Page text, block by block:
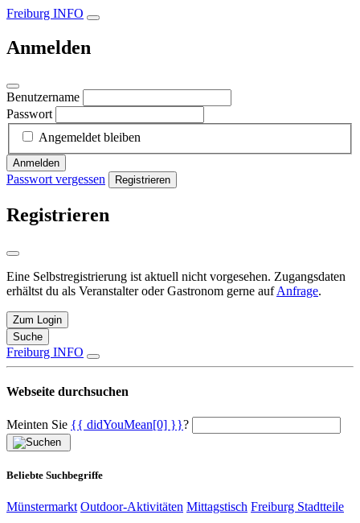
Freiburg INFO
Anmelden
Benutzername
Passwort
Angemeldet bleiben
Anmelden
Passwort vergessen Registrieren
Registrieren
Eine Selbstregistrierung ist aktuell nicht vorgesehen. Zugangsdaten
erhältst du als Veranstalter oder Gastronom gerne aufAnfrage.
Zum Login
Suche
Freiburg INFO
Webseite durchsuchen
Meinten Sie {{ didYouMean[0] }}?
Beliebte Suchbegriffe
Münstermarkt Outdoor-Aktivitäten Mittagstisch Freiburg Stadtteile